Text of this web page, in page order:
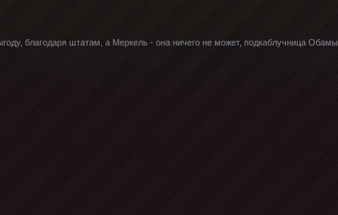
благодаря штатам, а Меркель - она ничего не может, подкаблучница Обамы.